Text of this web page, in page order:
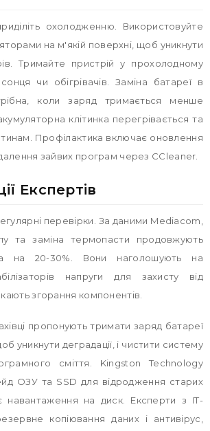
охолодженню. Використовуйте
на м'якій поверхні, щоб уникнути
Тримайте пристрій у прохолодному
чи обігрівачів. Заміна батареї в
коли заряд тримається менше
клітинка перегрівається та
Профілактика включає оновлення
зайвих програм через CCleaner.
Експертів
перевірки. За даними Mediacom,
та заміна термопасти продовжують
на 20-30%. Вони наголошують на
напруги для захисту від
згорання компонентів.
пропонують тримати заряд батареї
уникнути деградації, і чистити систему
сміття. Kingston Technology
ОЗУ та SSD для відродження старих
на диск. Експерти з IT-
копіювання даних і антивірус,